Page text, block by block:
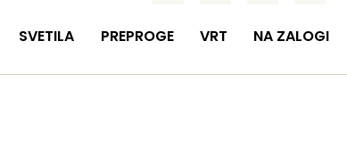
SVETILA PREPROGE VRT NA ZALOGI